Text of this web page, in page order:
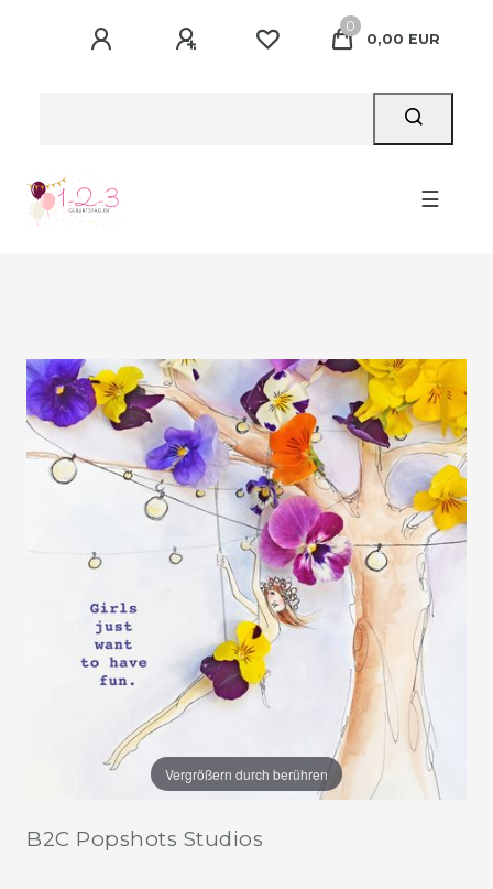
0
0,00 EUR
☰
Vergrößern durch berühren
B2C Popshots Studios